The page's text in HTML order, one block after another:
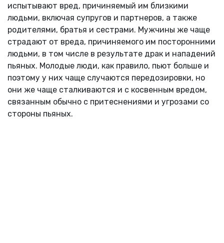
испытывают вред, причиняемый им близкими
людьми, включая супругов и партнеров, а также
родителями, братья и сестрами. Мужчины же чаще
страдают от вреда, причиняемого им посторонними
людьми, в том числе в результате драк и нападений
пьяных. Молодые люди, как правило, пьют больше и
поэтому у них чаще случаются передозировки, но
они же чаще сталкиваются и с косвенным вредом,
связанным обычно с притеснениями и угрозами со
стороны пьяных.